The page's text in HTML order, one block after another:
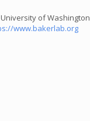
of Washington
www.bakerlab.org